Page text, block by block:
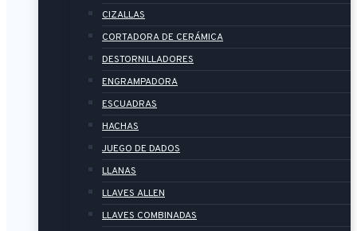
CIZALLAS
CORTADORA DE CERÁMICA
DESTORNILLADORES
ENGRAMPADORA
ESCUADRAS
HACHAS
JUEGO DE DADOS
LLANAS
LLAVES ALLEN
LLAVES COMBINADAS